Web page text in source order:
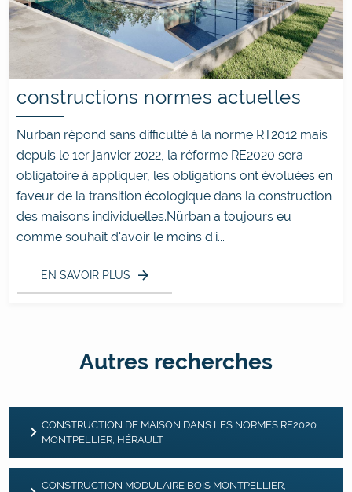
constructions normes actuelles
Nürban répond sans difficulté à la norme RT2012 mais
depuis le 1er janvier 2022, la réforme RE2020 sera
obligatoire à appliquer, les obligations ont évoluées en
faveur de la transition écologique dans la construction
des maisons individuelles.Nürban a toujours eu
comme souhait d'avoir le moins d'i...
EN SAVOIR PLUS
Autres recherches
CONSTRUCTION DE MAISON DANS LES NORMES RE2020
MONTPELLIER, HÉRAULT
CONSTRUCTION MODULAIRE BOIS MONTPELLIER,